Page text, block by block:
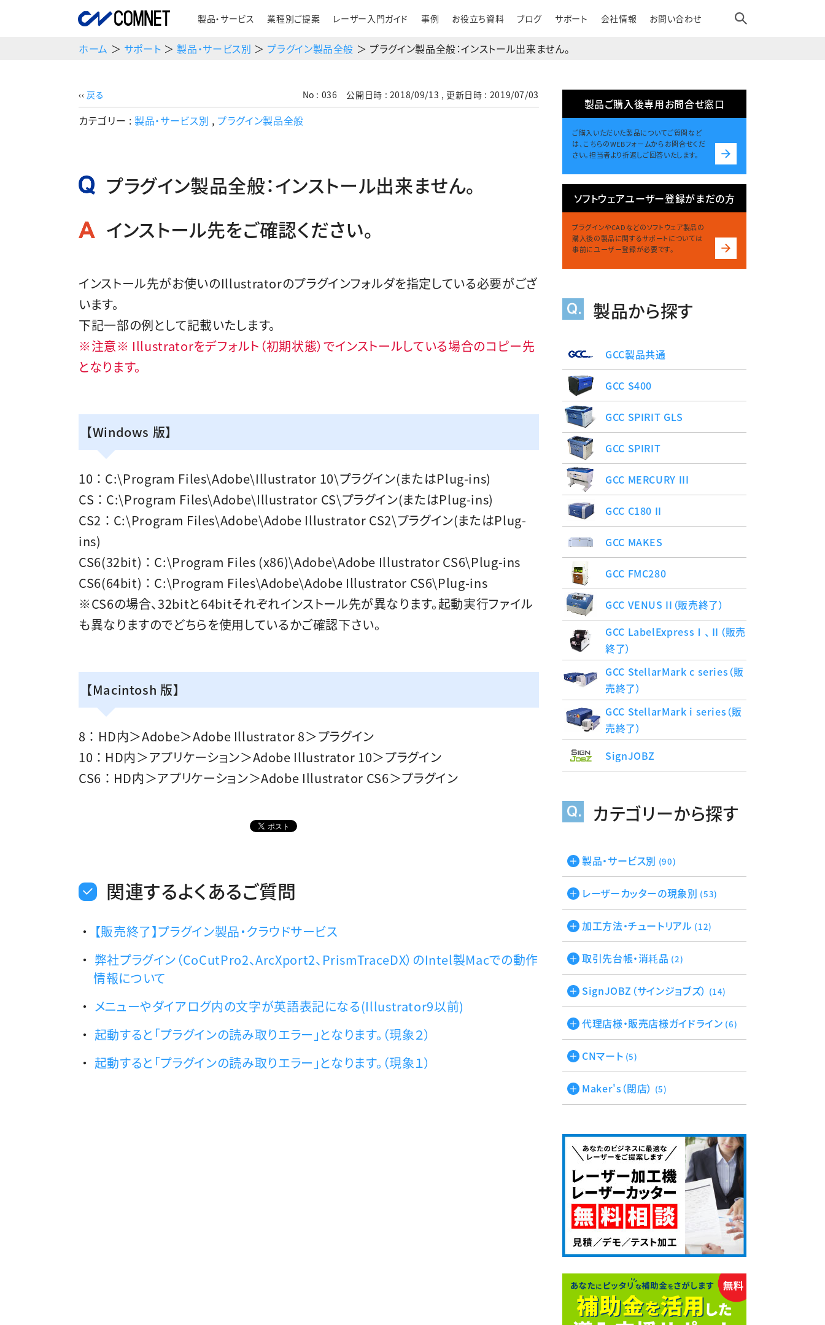
製品・サービス 業種別ご提案 レーザー入門ガイド 事例 お役立ち資料 ブログ サポート 会社情報 お問い合わせ
ホーム ＞ サポート ＞ 製品・サービス別 ＞ プラグイン製品全般 ＞ プラグイン製品全般：インストール出来ません。
‹‹ 戻る No : 036 公開日時 : 2018/09/13 , 更新日時 : 2019/07/03
カテゴリー : 製品・サービス別 , プラグイン製品全般
プラグイン製品全般：インストール出来ません。
インストール先をご確認ください。
インストール先がお使いのIllustratorのプラグインフォルダを指定している必要がござ
います。
下記一部の例として記載いたします。
※注意※ Illustratorをデフォルト（初期状態）でインストールしている場合のコピー先
となります。
【Windows 版】
10 ： C:\Program Files\Adobe\Illustrator 10\プラグイン(またはPlug-ins)
CS ： C:\Program Files\Adobe\Illustrator CS\プラグイン(またはPlug-ins)
CS2 ： C:\Program Files\Adobe\Adobe Illustrator CS2\プラグイン(またはPlug-
ins)
CS6(32bit) ： C:\Program Files (x86)\Adobe\Adobe Illustrator CS6\Plug-ins
CS6(64bit) ： C:\Program Files\Adobe\Adobe Illustrator CS6\Plug-ins
※CS6の場合、32bitと64bitそれぞれインストール先が異なります。起動実行ファイル
も異なりますのでどちらを使用しているかご確認下さい。
【Macintosh 版】
8 ： HD内＞Adobe＞Adobe Illustrator 8＞プラグイン
10 ： HD内＞アプリケーション＞Adobe Illustrator 10＞プラグイン
CS6 ： HD内＞アプリケーション＞Adobe Illustrator CS6＞プラグイン
関連するよくあるご質問
【販売終了】プラグイン製品・クラウドサービス
弊社プラグイン（CoCutPro2、ArcXport2、PrismTraceDX）のIntel製Macでの動作
情報について
メニューやダイアログ内の文字が英語表記になる(Illustrator9以前)
起動すると「プラグインの読み取りエラー」となります。（現象２）
起動すると「プラグインの読み取りエラー」となります。（現象１）
製品ご購入後専用お問合せ窓口
ご購入いただいた製品についてご質問など
は、こちらのWEBフォームからお問合せくだ
さい。担当者より折返しご回答いたします。
ソフトウェアユーザー登録がまだの方
プラグインやCADなどのソフトウェア製品の
購入後の製品に関するサポートについては
事前にユーザー登録が必要です。
製品から探す
GCC製品共通
GCC S400
GCC SPIRIT GLS
GCC SPIRIT
GCC MERCURY III
GCC C180 II
GCC MAKES
GCC FMC280
GCC VENUS II（販売終了）
GCC LabelExpressⅠ、Ⅱ（販売
終了）
GCC StellarMark c series（販
売終了）
GCC StellarMark i series（販
売終了）
SignJOBZ
カテゴリーから探す
製品・サービス別 (90)
レーザーカッターの現象別 (53)
加工方法・チュートリアル (12)
取引先台帳・消耗品 (2)
SignJOBZ（サインジョブズ） (14)
代理店様・販売店様ガイドライン (6)
CNマート (5)
Maker's（閉店） (5)